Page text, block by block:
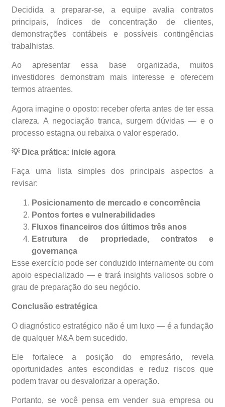
Decidida a preparar-se, a equipe avalia contratos
principais, índices de concentração de clientes,
demonstrações contábeis e possíveis contingências
trabalhistas.
Ao apresentar essa base organizada, muitos
investidores demonstram mais interesse e oferecem
termos atraentes.
Agora imagine o oposto: receber oferta antes de ter essa
clareza. A negociação tranca, surgem dúvidas — e o
processo estagna ou rebaixa o valor esperado.
💡Dica prática: inicie agora
Faça uma lista simples dos principais aspectos a
revisar:
Posicionamento de mercado e concorrência
Pontos fortes e vulnerabilidades
Fluxos financeiros dos últimos três anos
Estrutura de propriedade, contratos e
governança
Esse exercício pode ser conduzido internamente ou com
apoio especializado — e trará insights valiosos sobre o
grau de preparação do seu negócio.
Conclusão estratégica
O diagnóstico estratégico não é um luxo — é a fundação
de qualquer M&A bem sucedido.
Ele fortalece a posição do empresário, revela
oportunidades antes escondidas e reduz riscos que
podem travar ou desvalorizar a operação.
Portanto, se você pensa em vender sua empresa ou